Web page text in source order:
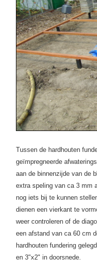
Tussen de hardhouten
geïmpregneerde
aan de binnenzijde van de
extra speling van ca 3 mm
nog iets bij te kunnen
dienen een vierkant te
weer controleren of de
een afstand van ca 60 cm
hardhouten fundering
en 3"x2" in doorsnede.